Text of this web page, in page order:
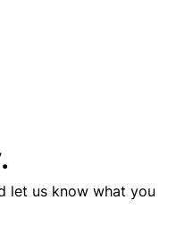
let us know what you